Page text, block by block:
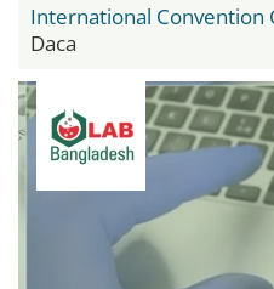
Daca